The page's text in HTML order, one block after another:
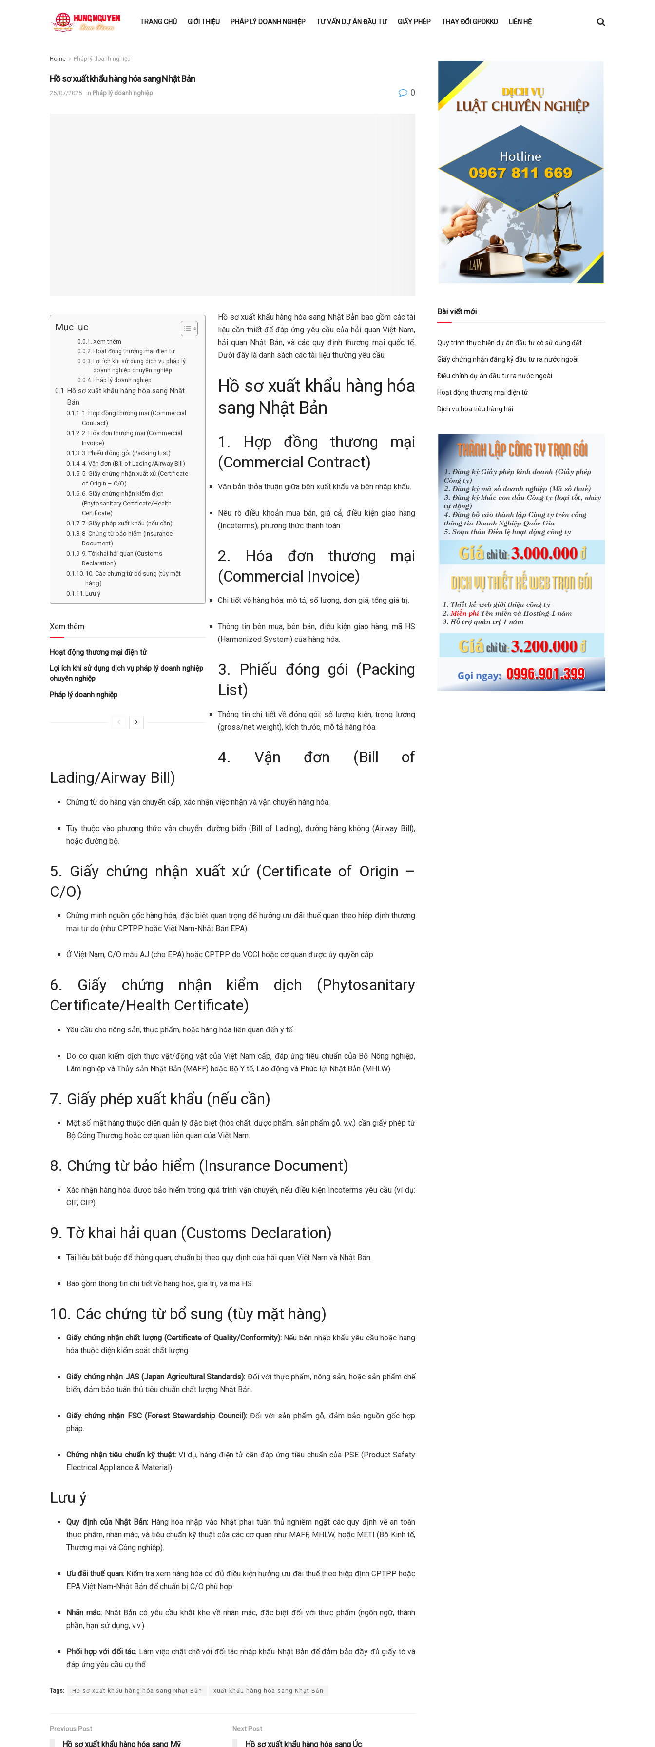
TRANG CHỦ GIỚI THIỆU PHÁP LÝ DOANH NGHIỆP TƯ VẤN DỰ ÁN ĐẦU TƯ GIẤY PHÉP THAY ĐỔI GPDKKD LIÊN HỆ
Home Pháp lý doanh nghiệp
Hồ sơ xuất khẩu hàng hóa sang Nhật Bản
25/07/2025 in Pháp lý doanh nghiệp 0
Mục lục
Xem thêm
Hoạt động thương mại điện tử
Lợi ích khi sử dụng dịch vụ pháp lý
doanh nghiệp chuyên nghiệp
Pháp lý doanh nghiệp
Hồ sơ xuất khẩu hàng hóa sang Nhật
Bản
1. Hợp đồng thương mại (Commercial
Contract)
2. Hóa đơn thương mại (Commercial
Invoice)
3. Phiếu đóng gói (Packing List)
4. Vận đơn (Bill of Lading/Airway Bill)
5. Giấy chứng nhận xuất xứ (Certificate
of Origin – C/O)
6. Giấy chứng nhận kiểm dịch
(Phytosanitary Certificate/Health
Certificate)
7. Giấy phép xuất khẩu (nếu cần)
8. Chứng từ bảo hiểm (Insurance
Document)
9. Tờ khai hải quan (Customs
Declaration)
10. Các chứng từ bổ sung (tùy mặt
hàng)
Lưu ý
Xem thêm
Hoạt động thương mại điện tử
Lợi ích khi sử dụng dịch vụ pháp lý doanh nghiệp
chuyên nghiệp
Pháp lý doanh nghiệp
Hồ sơ xuất khẩu hàng hóa sang Nhật Bản bao gồm các tài
liệu cần thiết để đáp ứng yêu cầu của hải quan Việt Nam,
hải quan Nhật Bản, và các quy định thương mại quốc tế.
Dưới đây là danh sách các tài liệu thường yêu cầu:
Hồ sơ xuất khẩu hàng hóa
sang Nhật Bản
1. Hợp đồng thương mại
(Commercial Contract)
Văn bản thỏa thuận giữa bên xuất khẩu và bên nhập khẩu.
Nêu rõ điều khoản mua bán, giá cả, điều kiện giao hàng
(Incoterms), phương thức thanh toán.
2. Hóa đơn thương mại
(Commercial Invoice)
Chi tiết về hàng hóa: mô tả, số lượng, đơn giá, tổng giá trị.
Thông tin bên mua, bên bán, điều kiện giao hàng, mã HS
(Harmonized System) của hàng hóa.
3. Phiếu đóng gói (Packing
List)
Thông tin chi tiết về đóng gói: số lượng kiện, trọng lượng
(gross/net weight), kích thước, mô tả hàng hóa.
4. Vận đơn (Bill of
Lading/Airway Bill)
Chứng từ do hãng vận chuyển cấp, xác nhận việc nhận và vận chuyển hàng hóa.
Tùy thuộc vào phương thức vận chuyển: đường biển (Bill of Lading), đường hàng không (Airway Bill),
hoặc đường bộ.
5. Giấy chứng nhận xuất xứ (Certificate of Origin –
C/O)
Chứng minh nguồn gốc hàng hóa, đặc biệt quan trọng để hưởng ưu đãi thuế quan theo hiệp định thương
mại tự do (như CPTPP hoặc Việt Nam-Nhật Bản EPA).
Ở Việt Nam, C/O mẫu AJ (cho EPA) hoặc CPTPP do VCCI hoặc cơ quan được ủy quyền cấp.
6. Giấy chứng nhận kiểm dịch (Phytosanitary
Certificate/Health Certificate)
Yêu cầu cho nông sản, thực phẩm, hoặc hàng hóa liên quan đến y tế.
Do cơ quan kiểm dịch thực vật/động vật của Việt Nam cấp, đáp ứng tiêu chuẩn của Bộ Nông nghiệp,
Lâm nghiệp và Thủy sản Nhật Bản (MAFF) hoặc Bộ Y tế, Lao động và Phúc lợi Nhật Bản (MHLW).
7. Giấy phép xuất khẩu (nếu cần)
Một số mặt hàng thuộc diện quản lý đặc biệt (hóa chất, dược phẩm, sản phẩm gỗ, v.v.) cần giấy phép từ
Bộ Công Thương hoặc cơ quan liên quan của Việt Nam.
8. Chứng từ bảo hiểm (Insurance Document)
Xác nhận hàng hóa được bảo hiểm trong quá trình vận chuyển, nếu điều kiện Incoterms yêu cầu (ví dụ:
CIF, CIP).
9. Tờ khai hải quan (Customs Declaration)
Tài liệu bắt buộc để thông quan, chuẩn bị theo quy định của hải quan Việt Nam và Nhật Bản.
Bao gồm thông tin chi tiết về hàng hóa, giá trị, và mã HS.
10. Các chứng từ bổ sung (tùy mặt hàng)
Giấy chứng nhận chất lượng (Certificate of Quality/Conformity):Nếu bên nhập khẩu yêu cầu hoặc hàng
hóa thuộc diện kiểm soát chất lượng.
Giấy chứng nhận JAS (Japan Agricultural Standards): Đối với thực phẩm, nông sản, hoặc sản phẩm chế
biến, đảm bảo tuân thủ tiêu chuẩn chất lượng Nhật Bản.
Giấy chứng nhận FSC (Forest Stewardship Council):Đối với sản phẩm gỗ, đảm bảo nguồn gốc hợp
pháp.
Chứng nhận tiêu chuẩn kỹ thuật:Ví dụ, hàng điện tử cần đáp ứng tiêu chuẩn của PSE (Product Safety
Electrical Appliance & Material).
Lưu ý
Quy định của Nhật Bản: Hàng hóa nhập vào Nhật phải tuân thủ nghiêm ngặt các quy định về an toàn
thực phẩm, nhãn mác, và tiêu chuẩn kỹ thuật của các cơ quan như MAFF, MHLW, hoặc METI (Bộ Kinh tế,
Thương mại và Công nghiệp).
Ưu đãi thuế quan:Kiểm tra xem hàng hóa có đủ điều kiện hưởng ưu đãi thuế theo hiệp định CPTPP hoặc
EPA Việt Nam-Nhật Bản để chuẩn bị C/O phù hợp.
Nhãn mác:Nhật Bản có yêu cầu khắt khe về nhãn mác, đặc biệt đối với thực phẩm (ngôn ngữ, thành
phần, hạn sử dụng, v.v.).
Phối hợp với đối tác: Làm việc chặt chẽ với đối tác nhập khẩu Nhật Bản để đảm bảo đầy đủ giấy tờ và
đáp ứng yêu cầu cụ thể.
Tags: Hồ sơ xuất khẩu hàng hóa sang Nhật Bản xuất khẩu hàng hóa sang Nhật Bản
Previous Post
Hồ sơ xuất khẩu hàng hóa sang Mỹ
Next Post
Hồ sơ xuất khẩu hàng hóa sang Úc
Bài viết mới
Quy trình thực hiện dự án đầu tư có sử dụng đất
Giấy chứng nhận đăng ký đầu tư ra nước ngoài
Điều chỉnh dự án đầu tư ra nước ngoài
Hoạt động thương mại điện tử
Dịch vụ hoa tiêu hàng hải